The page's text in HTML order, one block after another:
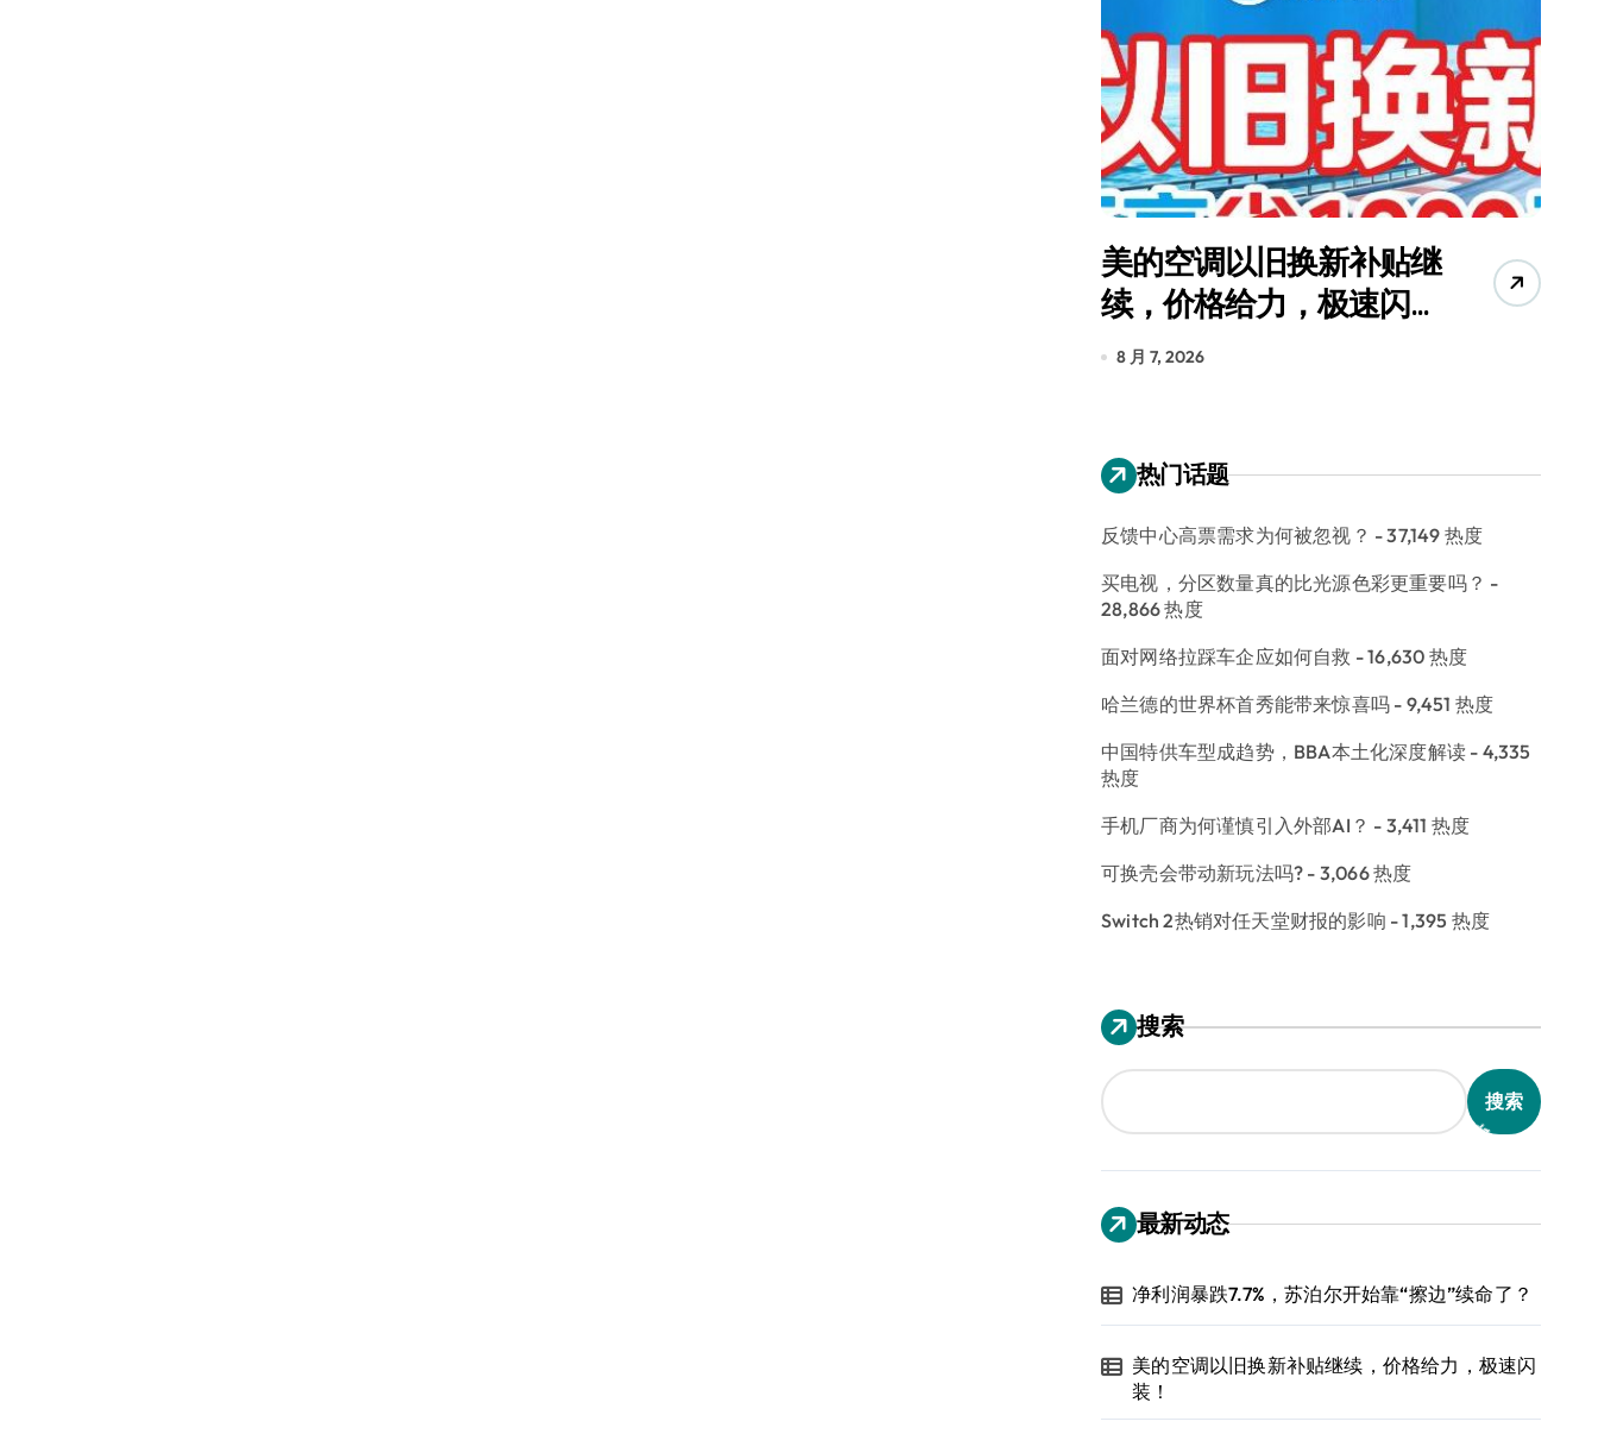
美的空调以旧换新补贴继
续，价格给力，极速闪
装！
8 月 7, 2026
热门话题
反馈中心高票需求为何被忽视？ - 37,149 热度
买电视，分区数量真的比光源色彩更重要吗？ -
28,866 热度
面对网络拉踩车企应如何自救 - 16,630 热度
哈兰德的世界杯首秀能带来惊喜吗 - 9,451 热度
中国特供车型成趋势，BBA本土化深度解读 - 4,335
热度
手机厂商为何谨慎引入外部AI？ - 3,411 热度
可换壳会带动新玩法吗? - 3,066 热度
Switch 2热销对任天堂财报的影响 - 1,395 热度
搜索
搜索
最新动态
净利润暴跌7.7%，苏泊尔开始靠“擦边”续命了？
美的空调以旧换新补贴继续，价格给力，极速闪
装！